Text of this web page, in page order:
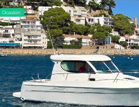
Ocasión